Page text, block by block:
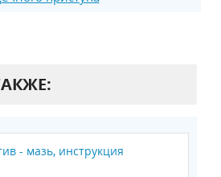
- мазь, инструкция